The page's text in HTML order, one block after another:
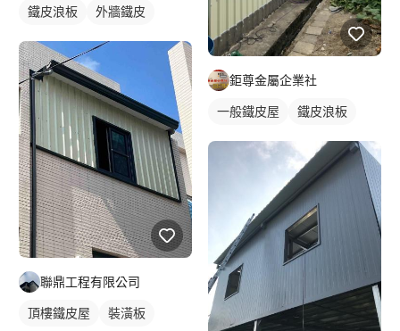
鐵皮浪板 外牆鐵皮
聯鼎工程有限公司
頂樓鐵皮屋 裝潢板
鉅尊金屬企業社
一般鐵皮屋 鐵皮浪板